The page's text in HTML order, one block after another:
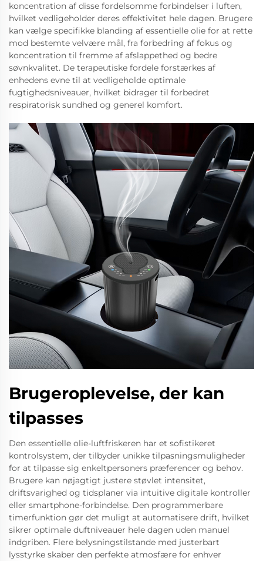
koncentration af disse fordelsomme forbindelser i luften,
hvilket vedligeholder deres effektivitet hele dagen. Brugere
kan vælge specifikke blanding af essentielle olie for at rette
mod bestemte velvære mål, fra forbedring af fokus og
koncentration til fremme af afslappethed og bedre
søvnkvalitet. De terapeutiske fordele forstærkes af
enhedens evne til at vedligeholde optimale
fugtighedsniveauer, hvilket bidrager til forbedret
respiratorisk sundhed og generel komfort.
Brugeroplevelse, der kan
tilpasses
Den essentielle olie-luftfriskeren har et sofistikeret
kontrolsystem, der tilbyder unikke tilpasningsmuligheder
for at tilpasse sig enkeltpersoners præferencer og behov.
Brugere kan nøjagtigt justere støvlet intensitet,
driftsvarighed og tidsplaner via intuitive digitale kontroller
eller smartphone-forbindelse. Den programmerbare
timerfunktion gør det muligt at automatisere drift, hvilket
sikrer optimale duftniveauer hele dagen uden manuel
indgriben. Flere belysningstilstande med justerbart
lysstyrke skaber den perfekte atmosfære for enhver